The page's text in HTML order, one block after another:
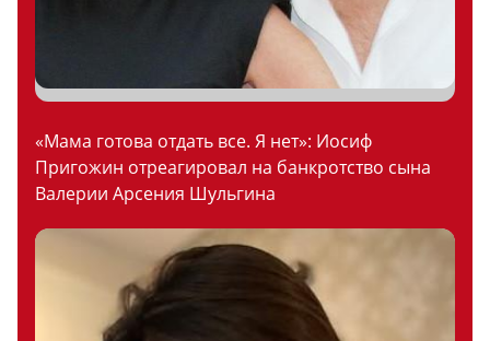
«Мама готова отдать все. Я нет»: Иосиф
Пригожин отреагировал на банкротство сына
Валерии Арсения Шульгина